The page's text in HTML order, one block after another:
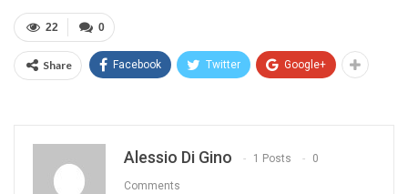
0
22
Share Facebook Twitter Google+
Alessio Di Gino 1 Posts 0
Comments